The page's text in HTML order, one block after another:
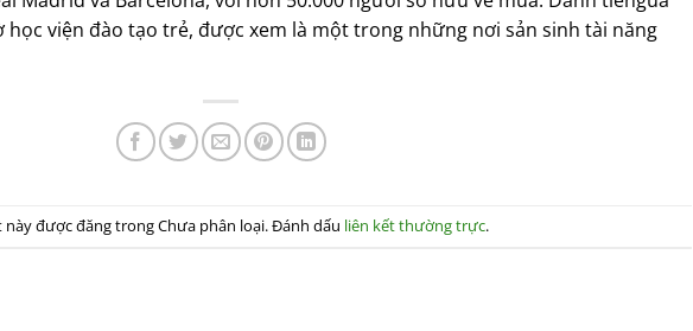
học viện đào tạo trẻ, được xem là một trong những nơi sản sinh tài năng
này được đăng trong Chưa phân loại. Đánh dấu liên kết thường trực.